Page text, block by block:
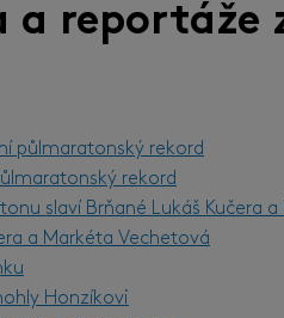
a reportáže
půlmaratonský rekord
rekord
slaví Brňané Lukáš Kučera
a Markéta Vechetová
Honzíkovi